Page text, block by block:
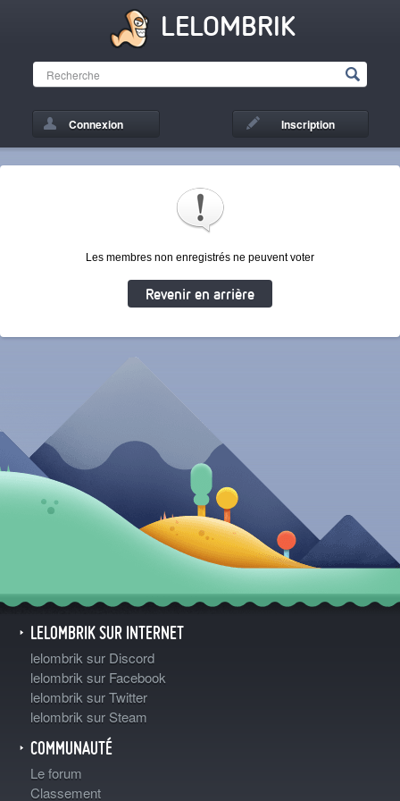
LELOMBRIK
Connexion Inscription
Les membres non enregistrés ne peuvent voter
Revenir en arrière
LELOMBRIK SUR INTERNET
lelombrik sur Discord
lelombrik sur Facebook
lelombrik sur Twitter
lelombrik sur Steam
COMMUNAUTÉ
Le forum
Classement